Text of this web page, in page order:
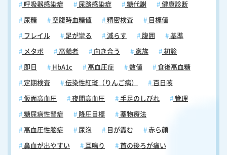
呼吸器感染症 尿路感染症 糖代謝 健康診断
尿糖 空腹時血糖値 精密検査 目標値
フレイル 足が攣る 減らす 腹囲 基準
メタボ 高齢者 向き合う 家族 初診
即日 HbA1c 高血圧症 数値 食後高血糖
定期検査 伝染性紅斑（りんご病） 百日咳
仮面高血圧 夜間高血圧 手足のしびれ 管理
糖尿病性腎症 降圧目標 薬物療法
高血圧性脳症 尿泡 目が霞む 赤ら顔
鼻血が出やすい 耳鳴り 首の後ろが痛い